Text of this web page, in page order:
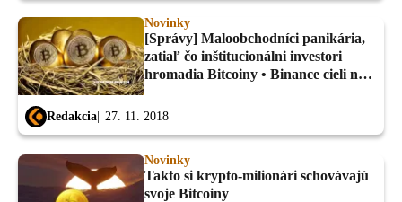
Novinky
[Správy] Maloobchodníci panikária,
zatiaľ čo inštitucionálni investori
hromadia Bitcoiny • Binance cieli na
Redakcia 27. 11. 2018
Novinky
Takto si krypto-milionári schovávajú
svoje Bitcoiny